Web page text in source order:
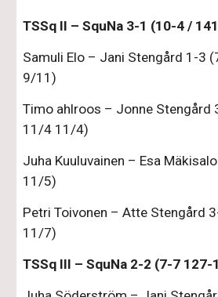
TSSq II – SquNa 3-1 (10-4 /
Samuli Elo – Jani Stengård 1-3
9/11)
Timo ahlroos – Jonne
11/4 11/4)
Juha Kuuluvainen – Esa
11/5)
Petri Toivonen – Atte Stengård
11/7)
TSSq III – SquNa 2-2 (7-7 127-